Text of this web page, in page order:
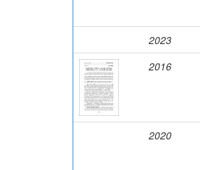
2023
2016
2020